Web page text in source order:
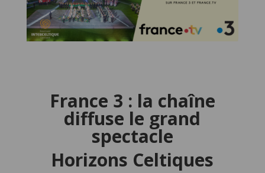
France 3 : la chaîne
diffuse le grand
spectacle
Horizons Celtiques